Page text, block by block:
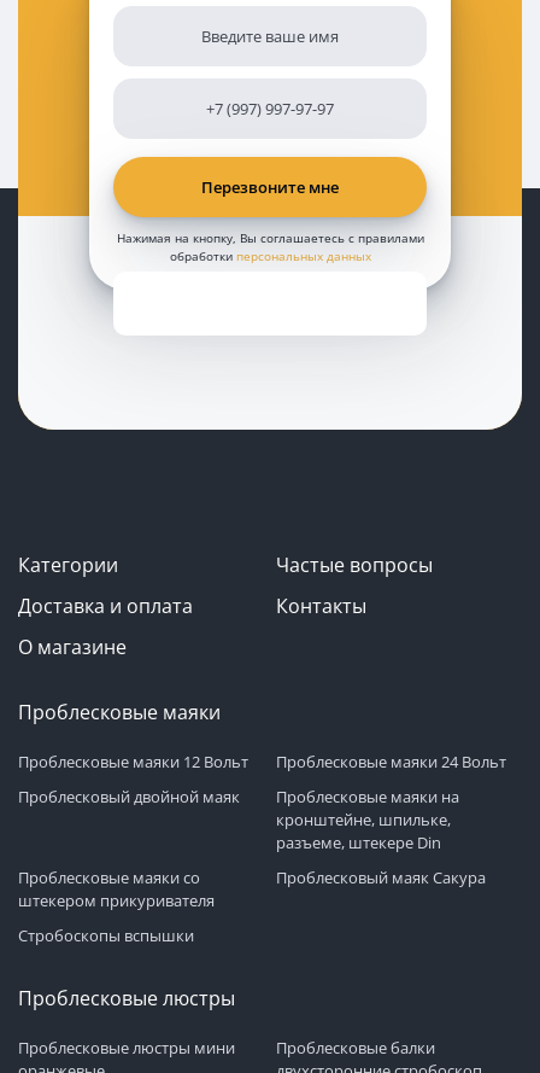
Нажимая на кнопку, Вы соглашаетесь с правилами
обработки персональных данных
Категории
Частые вопросы
Доставка и оплата
Контакты
О магазине
Проблесковые маяки
Проблесковые маяки 12 Вольт
Проблесковые маяки 24 Вольт
Проблесковый двойной маяк
Проблесковые маяки на
кронштейне, шпильке,
разъеме, штекере Din
Проблесковые маяки со
штекером прикуривателя
Проблесковый маяк Сакура
Стробоскопы вспышки
Проблесковые люстры
Проблесковые люстры мини
Проблесковые балки